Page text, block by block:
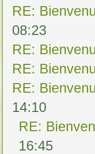
RE:
08:23
RE:
RE:
RE:
14:10
RE:
16:45